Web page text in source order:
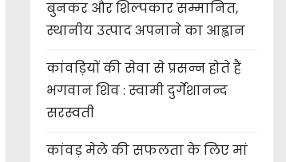
बुनकर और शिल्पकार सम्मानित,
स्थानीय उत्पाद अपनाने का आह्वान
कांवड़ियों की सेवा से प्रसन्न होते हैं
भगवान शिव : स्वामी दुर्गेशानन्द
सरस्वती
कांवड़ मेले की सफलता के लिए मां